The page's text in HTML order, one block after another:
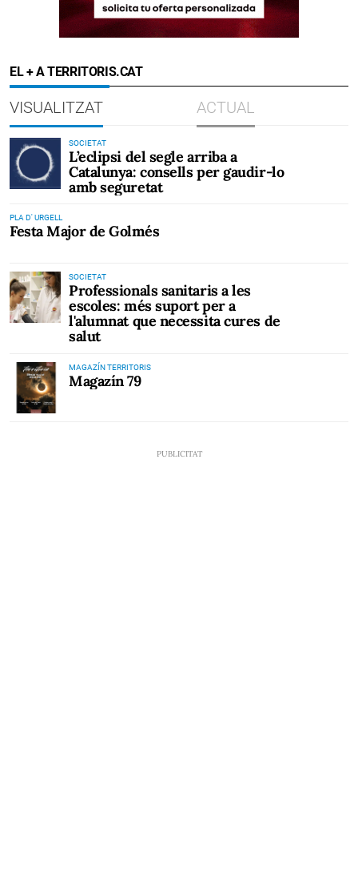
EL + A TERRITORIS.CAT
VISUALITZAT ACTUAL
SOCIETAT
L’eclipsi del segle arriba a
Catalunya: consells per gaudir-lo
amb seguretat
PLA D' URGELL
Festa Major de Golmés
SOCIETAT
Professionals sanitaris a les
escoles: més suport per a
l'alumnat que necessita cures de
salut
MAGAZÍN TERRITORIS
Magazín 79